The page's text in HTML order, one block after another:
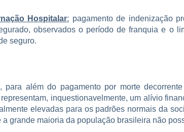
Hospitalar: pagamento de indenização
observados o período de franquia e o
seguro.
para além do pagamento por morte
inquestionavelmente, um alívio
elevadas para os padrões normais da
a grande maioria da população brasileira não